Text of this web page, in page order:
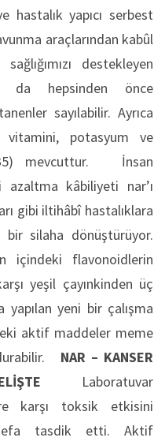
hastalık yapıcı serbest
araçlarından kabûl
destekleyen
da hepsinden önce
sayılabilir. Ayrıca
vitamini, potasyum ve
mevcuttur. İnsan
kâbiliyeti nar’ı
gibi iltihâbî hastalıklara
silaha dönüştürüyor.
içindeki flavonoidlerin
yeşil çayınkinden üç
yeni bir çalışma
aktif maddeler meme
NAR – KANSER
Laboratuvar
karşı toksik etkisini
tasdik etti. Aktif